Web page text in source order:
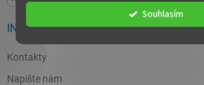
Souhlasím
INFORMACE PRO VÁS
Kontakty
Napište nám